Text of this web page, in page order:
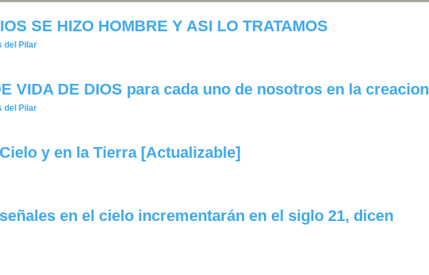
SE HIZO HOMBRE Y ASI LO TRATAMOS
del Pilar
VIDA DE DIOS para cada uno de nosotros en la creacion
del Pilar
y en la Tierra [Actualizable]
en el cielo incrementarán en el siglo 21, dicen